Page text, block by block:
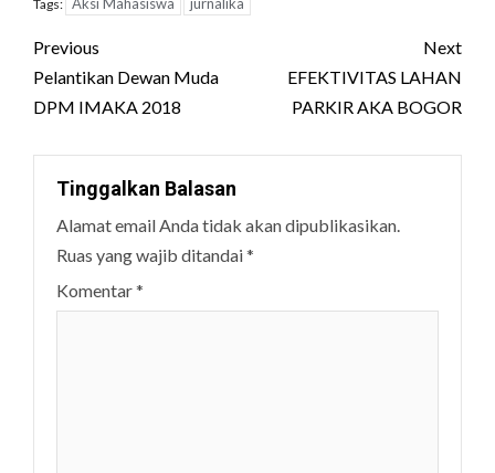
Tags:
Post
navigation
Previous
Pelantikan Dewan Muda
DPM IMAKA 2018
Next
EFEKTIVITAS LAHAN
PARKIR AKA BOGOR
Tinggalkan Balasan
Alamat email Anda tidak akan dipublikasikan.
Ruas yang wajib ditandai*
Komentar*